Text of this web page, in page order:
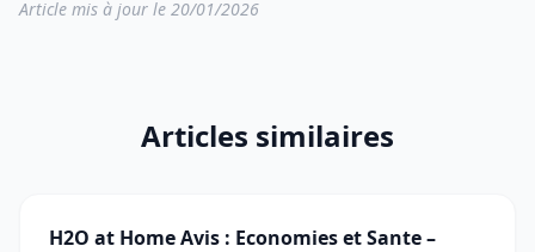
Article mis à jour le 20/01/2026
Articles similaires
H2O at Home Avis : Economies et Sante –